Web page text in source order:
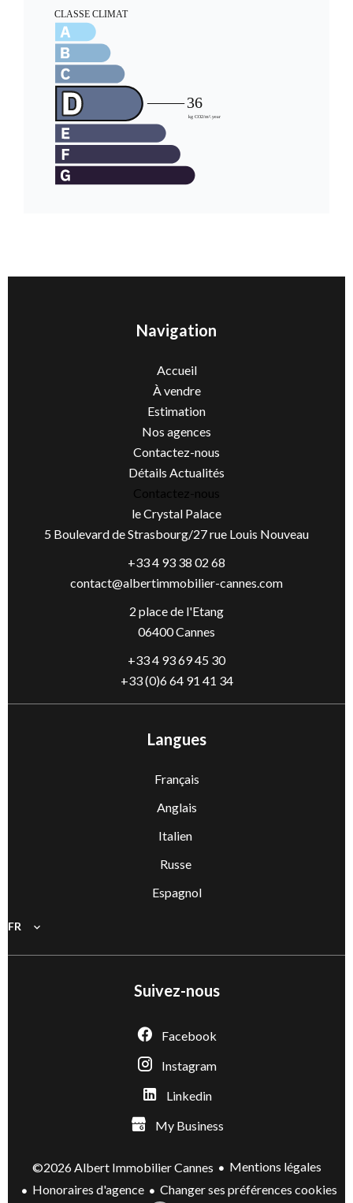
Navigation
Accueil
À vendre
Estimation
Nos agences
Contactez-nous
Détails Actualités
Contactez-nous
le Crystal Palace
5 Boulevard de Strasbourg/27 rue Louis Nouveau
+33 4 93 38 02 68
contact@albertimmobilier-cannes.com
2 place de l'Etang
06400 Cannes
+33 4 93 69 45 30
+33 (0)6 64 91 41 34
Langues
Français
Anglais
Italien
Russe
Espagnol
FR
Suivez-nous
Facebook
Instagram
Linkedin
My Business
©2026 Albert Immobilier Cannes
Mentions légales
Honoraires d'agence
Changer ses préférences cookies